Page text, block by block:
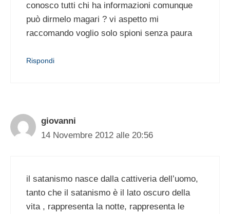
conosco tutti chi ha informazioni comunque
può dirmelo magari ? vi aspetto mi
raccomando voglio solo spioni senza paura
Rispondi
giovanni
14 Novembre 2012 alle 20:56
il satanismo nasce dalla cattiveria dell’uomo,
tanto che il satanismo è il lato oscuro della
vita , rappresenta la notte, rappresenta le